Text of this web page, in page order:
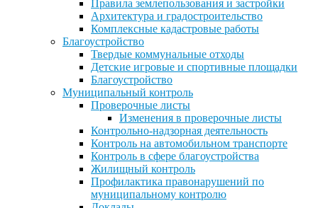
Правила землепользования и застройки
Архитектура и градостроительство
Комплексные кадастровые работы
Благоустройство
Твердые коммунальные отходы
Детские игровые и спортивные площадки
Благоустройство
Муниципальный контроль
Проверочные листы
Изменения в проверочные листы
Контрольно-надзорная деятельность
Контроль на автомобильном транспорте
Контроль в сфере благоустройства
Жилищный контроль
Профилактика правонарушений по
муниципальному контролю